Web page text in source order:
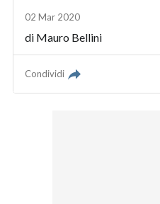
02 Mar 2020
di Mauro Bellini
Condividi